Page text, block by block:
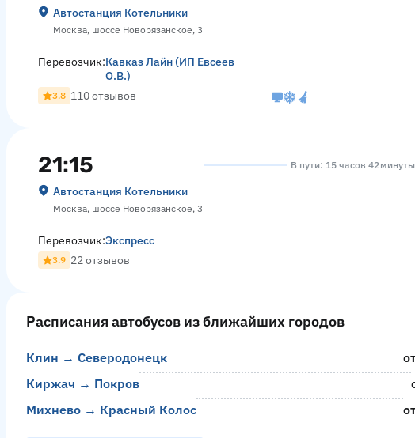
Автостанция Котельники
Москва, шоссе Новорязанское, 3
Перевозчик:Кавказ Лайн (ИП Евсеев
О.В.)
3.8 110 отзывов
21:15
Автостанция Котельники
Москва, шоссе Новорязанское, 3
В пути: 15 часов 42 минуты
Перевозчик:Экспресс
3.9 22 отзывов
Расписания автобусов из ближайших городов
Клин → Северодонецк
Киржач → Покров
Михнево → Красный Колос